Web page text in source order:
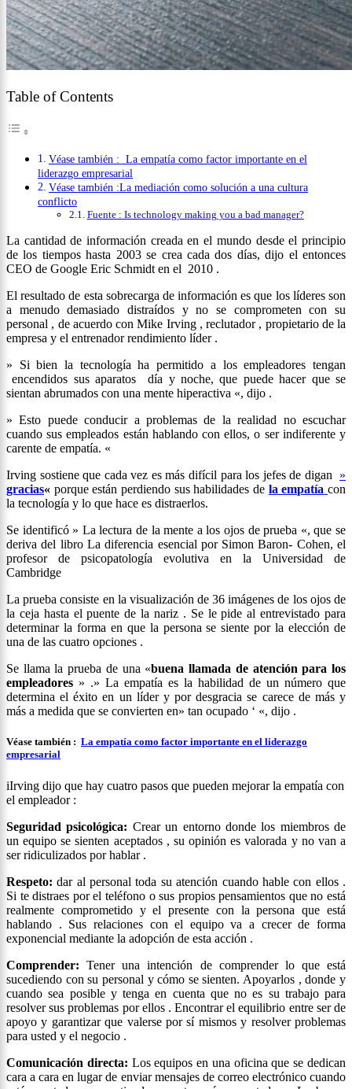
Table of Contents
Véase también : La empatía como factor importante en el
liderazgo empresarial
Véase también :La mediación como solución a una cultura
conflicto
Fuente : Is technology making you a bad manager?
La cantidad de información creada en el mundo desde el principio
de los tiempos hasta 2003 se crea cada dos días, dijo el entonces
CEO de Google Eric Schmidt en el 2010 .
El resultado de esta sobrecarga de información es que los líderes son
a menudo demasiado distraídos y no se comprometen con su
personal , de acuerdo con Mike Irving , reclutador , propietario de la
empresa y el entrenador rendimiento líder .
» Si bien la tecnología ha permitido a los empleadores tengan
encendidos sus aparatos día y noche, que puede hacer que se
sientan abrumados con una mente hiperactiva «, dijo .
» Esto puede conducir a problemas de la realidad no escuchar
cuando sus empleados están hablando con ellos, o ser indiferente y
carente de empatía. «
Irving sostiene que cada vez es más difícil para los jefes de digan »
gracias« porque están perdiendo sus habilidades de la empatía con
la tecnología y lo que hace es distraerlos.
Se identificó » La lectura de la mente a los ojos de prueba «, que se
deriva del libro La diferencia esencial por Simon Baron- Cohen, el
profesor de psicopatología evolutiva en la Universidad de
Cambridge
La prueba consiste en la visualización de 36 imágenes de los ojos de
la ceja hasta el puente de la nariz . Se le pide al entrevistado para
determinar la forma en que la persona se siente por la elección de
una de las cuatro opciones .
Se llama la prueba de una «buena llamada de atención para los
empleadores » .» La empatía es la habilidad de un número que
determina el éxito en un líder y por desgracia se carece de más y
más a medida que se convierten en» tan ocupado ‘ «, dijo .
Véase también : La empatía como factor importante en el liderazgo
empresarial
iIrving dijo que hay cuatro pasos que pueden mejorar la empatía con
el empleador :
Seguridad psicológica: Crear un entorno donde los miembros de
un equipo se sienten aceptados , su opinión es valorada y no van a
ser ridiculizados por hablar .
Respeto: dar al personal toda su atención cuando hable con ellos .
Si te distraes por el teléfono o sus propios pensamientos que no está
realmente comprometido y el presente con la persona que está
hablando . Sus relaciones con el equipo va a crecer de forma
exponencial mediante la adopción de esta acción .
Comprender: Tener una intención de comprender lo que está
sucediendo con su personal y cómo se sienten. Apoyarlos , donde y
cuando sea posible y tenga en cuenta que no es su trabajo para
resolver sus problemas por ellos . Encontrar el equilibrio entre ser de
apoyo y garantizar que valerse por sí mismos y resolver problemas
para usted y el negocio .
Comunicación directa: Los equipos en una oficina que se dedican
cara a cara en lugar de enviar mensajes de correo electrónico cuando